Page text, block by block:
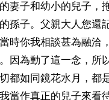
妻子和幼小的兒子，
孫子。父親大人您還
時你我相談甚為融洽
因為動了這一念，所
都如同鏡花水月，都
當作真正的兒子來看